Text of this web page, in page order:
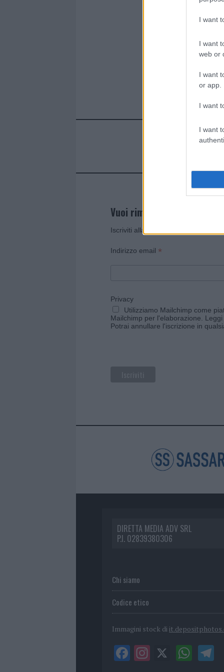
I want
I want
web or
I want
or app.
I want
I want
Vuoi rimanere sempre
Iscriviti alla newsletter di Gallura
Indirizzo email *
Privacy
Utilizziamo Mailchimp come
Mailchimp per l'elaborazione.
Potrai annullare l'iscrizione in
DIRETTA MEDIA ADV SRL
P.I. 02839380306
Chi siamo
Codice etico
Immagini stock di